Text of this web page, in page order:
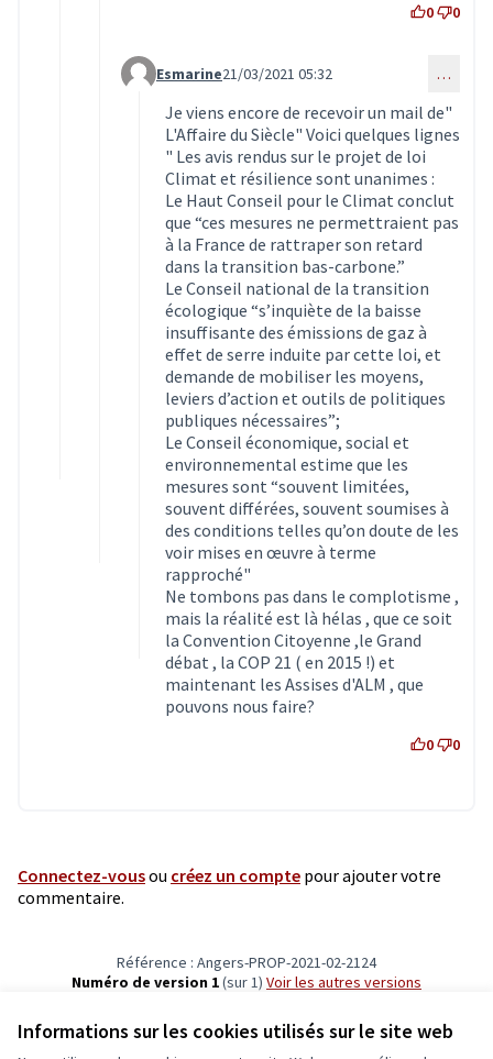
Informations sur les cookies utilisés sur le site web
0 0
Commentaire 2980 (réponse au commentaire
Esmarine21/03/2021 05:32 …
Je viens encore de recevoir un mail de"
L'Affaire du Siècle" Voici quelques lignes
" Les avis rendus sur le projet de loi
Climat et résilience sont unanimes :
Le Haut Conseil pour le Climat conclut
que “ces mesures ne permettraient pas
à la France de rattraper son retard
dans la transition bas-carbone.”
Le Conseil national de la transition
écologique “s’inquiète de la baisse
insuffisante des émissions de gaz à
effet de serre induite par cette loi, et
demande de mobiliser les moyens,
leviers d’action et outils de politiques
publiques nécessaires”;
Le Conseil économique, social et
environnemental estime que les
mesures sont “souvent limitées,
souvent différées, souvent soumises à
des conditions telles qu’on doute de les
voir mises en œuvre à terme
rapproché"
Ne tombons pas dans le complotisme ,
mais la réalité est là hélas , que ce soit
la Convention Citoyenne ,le Grand
débat , la COP 21 ( en 2015 !) et
maintenant les Assises d'ALM , que
pouvons nous faire?
0 0
Connectez-vousou créez un compte pour ajouter votre
commentaire.
Référence : Angers-PROP-2021-02-2124
Numéro de version 1(sur 1)
voir les autres versions